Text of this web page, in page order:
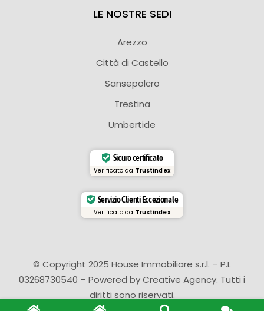
LE NOSTRE SEDI
Arezzo
Città di Castello
Sansepolcro
Trestina
Umbertide
Sicuro certificato
Verificato da Trustindex
Servizio Clienti Eccezionale
Verificato da Trustindex
© Copyright 2025 House Immobiliare s.r.l. – P.I.
03268730540 – Powered byCreative Agency. Tutti i
diritti sono riservati.